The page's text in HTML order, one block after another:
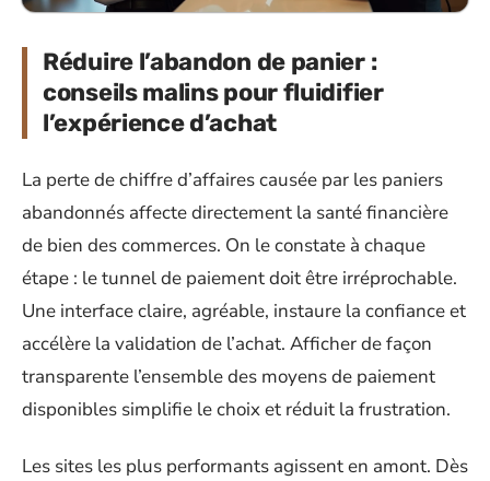
Réduire l’abandon de panier :
conseils malins pour fluidifier
l’expérience d’achat
La perte de chiffre d’affaires causée par les paniers
abandonnés affecte directement la santé financière
de bien des commerces. On le constate à chaque
étape : le tunnel de paiement doit être irréprochable.
Une interface claire, agréable, instaure la confiance et
accélère la validation de l’achat. Afficher de façon
transparente l’ensemble des moyens de paiement
disponibles simplifie le choix et réduit la frustration.
Les sites les plus performants agissent en amont. Dès